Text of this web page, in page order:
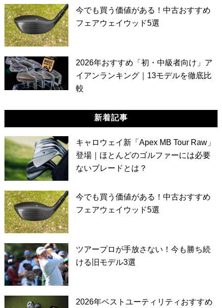
今でも買う価値がある！中古おすすめ
フェアウェイウッド5選
2026年おすすめ「初・中級者向け」ア
イアンランキング｜13モデルを徹底比
較
新着記事
キャロウェイ新「Apex MB Tour Raw」
登場｜ほとんどのゴルファーには必要
ないブレードとは？
今でも買う価値がある！中古おすすめ
フェアウェイウッド5選
ツアープロが手放さない！今も勝ち続
ける旧モデル3選
2026年ベストユーティリティおすすめ